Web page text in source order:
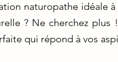
naturopathe idéale
? Ne cherchez
qui répond à vos